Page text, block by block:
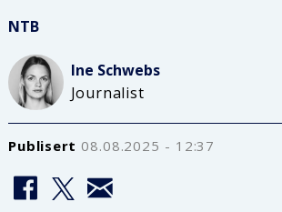
NTB
Ine Schwebs
Journalist
Publisert 08.08.2025 - 12:37